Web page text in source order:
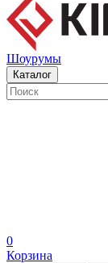
Шоурумы
Каталог
0
Корзина